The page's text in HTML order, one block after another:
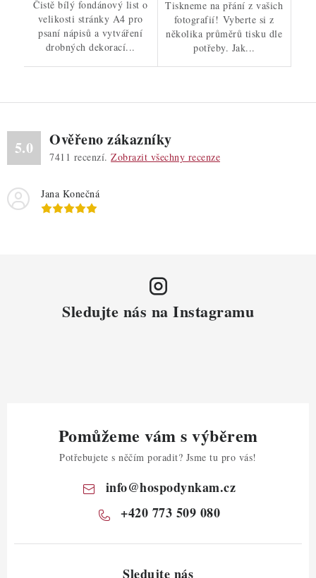
Čistě bílý fondánový list o
velikosti stránky A4 pro
psaní nápisů a vytváření
drobných dekorací...
Tiskneme na přání z vašich
fotografií! Vyberte si z
několika průměrů tisku dle
potřeby. Jak...
5.0 Ověřeno zákazníky
7411 recenzí. Zobrazit všechny recenze
Jana Konečná
Sledujte nás na Instagramu
Pomůžeme vám s výběrem
Potřebujete s něčím poradit? Jsme tu pro vás!
info@hospodynkam.cz
+420 773 509 080